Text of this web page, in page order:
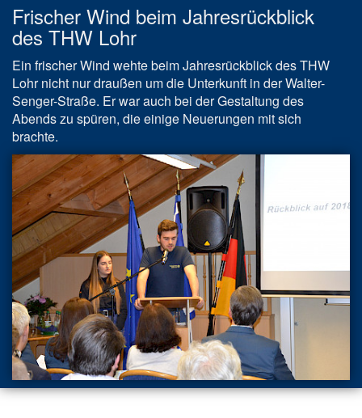
Frischer Wind beim Jahresrückblick
des THW Lohr
Ein frischer Wind wehte beim Jahresrückblick des THW
Lohr nicht nur draußen um die Unterkunft in der Walter-
Senger-Straße. Er war auch bei der Gestaltung des
Abends zu spüren, die einige Neuerungen mit sich
brachte.